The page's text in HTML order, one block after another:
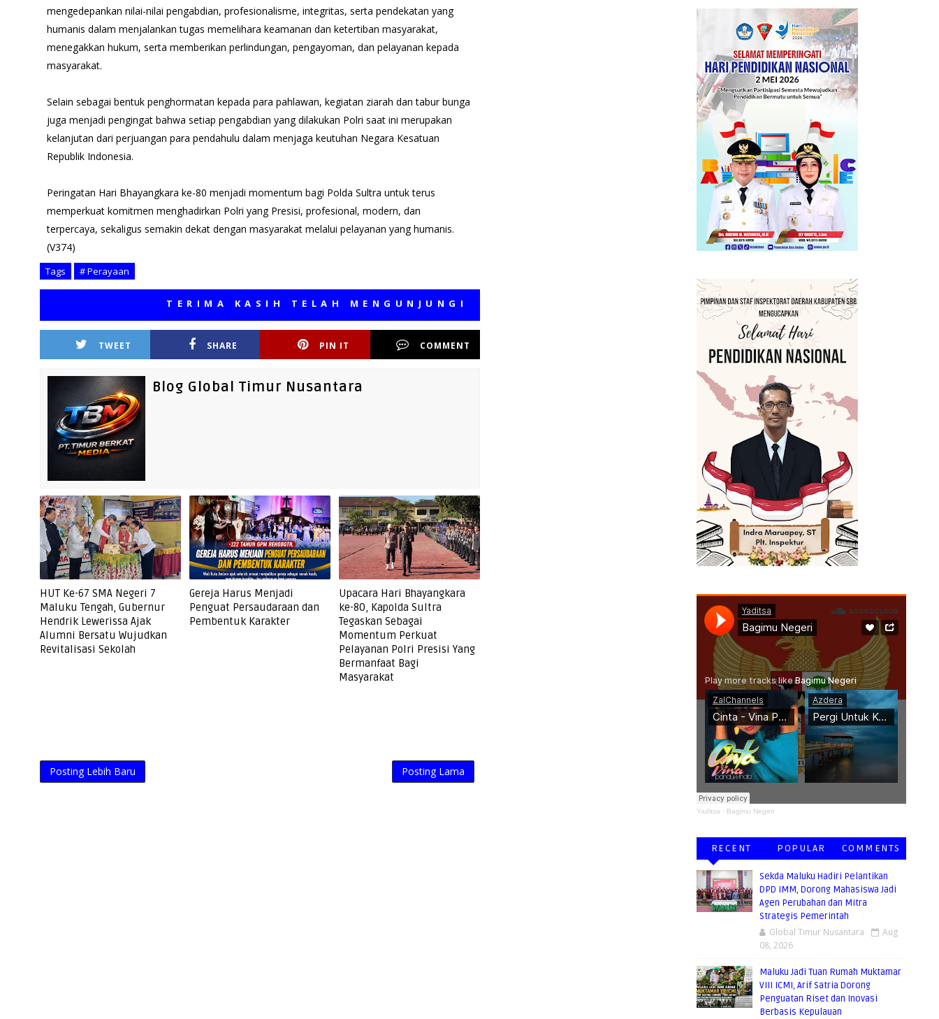
mengedepankan nilai-nilai pengabdian, profesionalisme, integritas, serta pendekatan yang
humanis dalam menjalankan tugas memelihara keamanan dan ketertiban masyarakat,
menegakkan hukum, serta memberikan perlindungan, pengayoman, dan pelayanan kepada
masyarakat.
Selain sebagai bentuk penghormatan kepada para pahlawan, kegiatan ziarah dan tabur bunga
juga menjadi pengingat bahwa setiap pengabdian yang dilakukan Polri saat ini merupakan
kelanjutan dari perjuangan para pendahulu dalam menjaga keutuhan Negara Kesatuan
Republik Indonesia.
Peringatan Hari Bhayangkara ke-80 menjadi momentum bagi Polda Sultra untuk terus
memperkuat komitmen menghadirkan Polri yang Presisi, profesional, modern, dan
terpercaya, sekaligus semakin dekat dengan masyarakat melalui pelayanan yang humanis.
(V374)
Tags # Perayaan
TERIMA KASIH TELAH MENGUNJUNGI MEDIA KAMI, SEMOGA BERMANFAAT
TWEET SHARE PIN IT COMMENT
Blog Global Timur Nusantara
HUT Ke-67 SMA Negeri 7
Maluku Tengah, Gubernur
Hendrik Lewerissa Ajak
Alumni Bersatu Wujudkan
Revitalisasi Sekolah
Gereja Harus Menjadi
Penguat Persaudaraan dan
Pembentuk Karakter
Upacara Hari Bhayangkara
ke-80, Kapolda Sultra
Tegaskan Sebagai
Momentum Perkuat
Pelayanan Polri Presisi Yang
Bermanfaat Bagi
Masyarakat
Posting Lebih Baru Posting Lama
Yaditsa · Bagimu Negeri
RECENT POPULAR COMMENTS
Sekda Maluku Hadiri Pelantikan
DPD IMM, Dorong Mahasiswa Jadi
Agen Perubahan dan Mitra
Strategis Pemerintah
Global Timur Nusantara
Aug
08, 2026
Maluku Jadi Tuan Rumah Muktamar
VIII ICMI, Arif Satria Dorong
Penguatan Riset dan Inovasi
Berbasis Kepulauan